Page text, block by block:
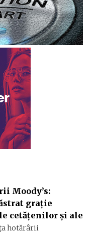
Moody’s:
grație
cetățenilor și ale
hotărârii